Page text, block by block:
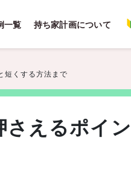
一覧 持ち家計画について
短くする方法まで
えるポイ